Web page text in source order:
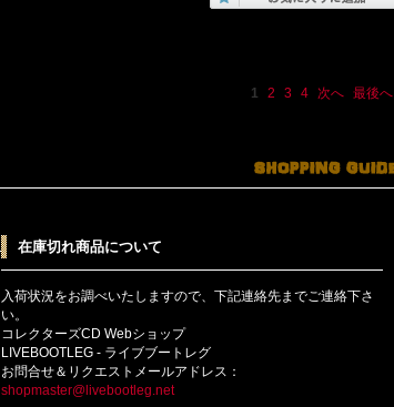
1 2 3 4 次へ 最後へ
在庫切れ商品について
入荷状況をお調べいたしますので、下記連絡先までご連絡下さ
い。
コレクターズCD Webショップ
LIVEBOOTLEG - ライブブートレグ
お問合せ＆リクエストメールアドレス：
shopmaster@livebootleg.net